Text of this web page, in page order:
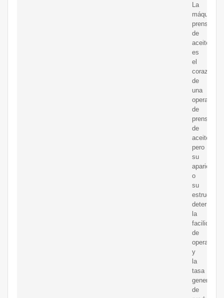
La
máquina
prensadora
de
aceite
es
el
corazón
de
una
operación
de
prensado
de
aceite,
pero
su
apariencia
o
su
estructura
la
facilidad
de
operación
y
la
tasa
general
de